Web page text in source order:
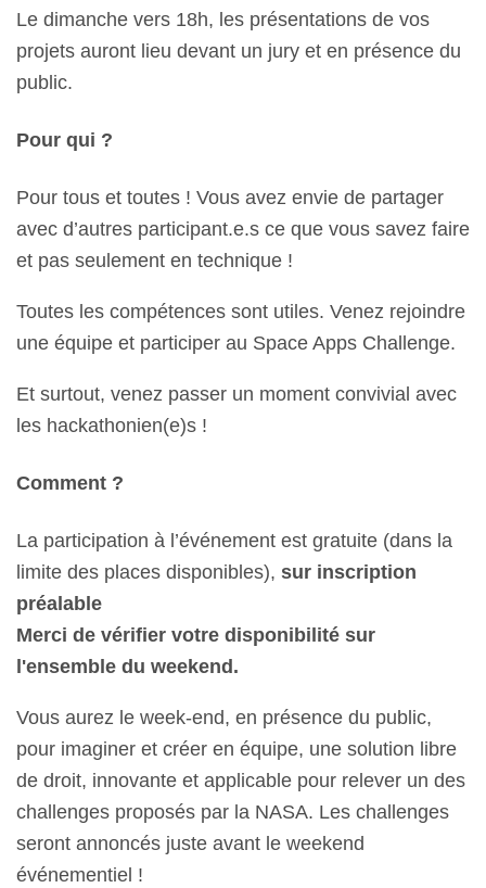
Le dimanche vers 18h, les présentations de vos
projets auront lieu devant un jury et en présence du
public.
Pour qui ?
Pour tous et toutes ! Vous avez envie de partager
avec d’autres participant.e.s ce que vous savez faire
et pas seulement en technique !
Toutes les compétences sont utiles. Venez rejoindre
une équipe et participer au Space Apps Challenge.
Et surtout, venez passer un moment convivial avec
les hackathonien(e)s !
Comment ?
La participation à l’événement est gratuite (dans la
limite des places disponibles), sur inscription
préalable
Merci de vérifier votre disponibilité sur
l'ensemble du weekend.
Vous aurez le week-end, en présence du public,
pour imaginer et créer en équipe, une solution libre
de droit, innovante et applicable pour relever un des
challenges proposés par la NASA. Les challenges
seront annoncés juste avant le weekend
événementiel !